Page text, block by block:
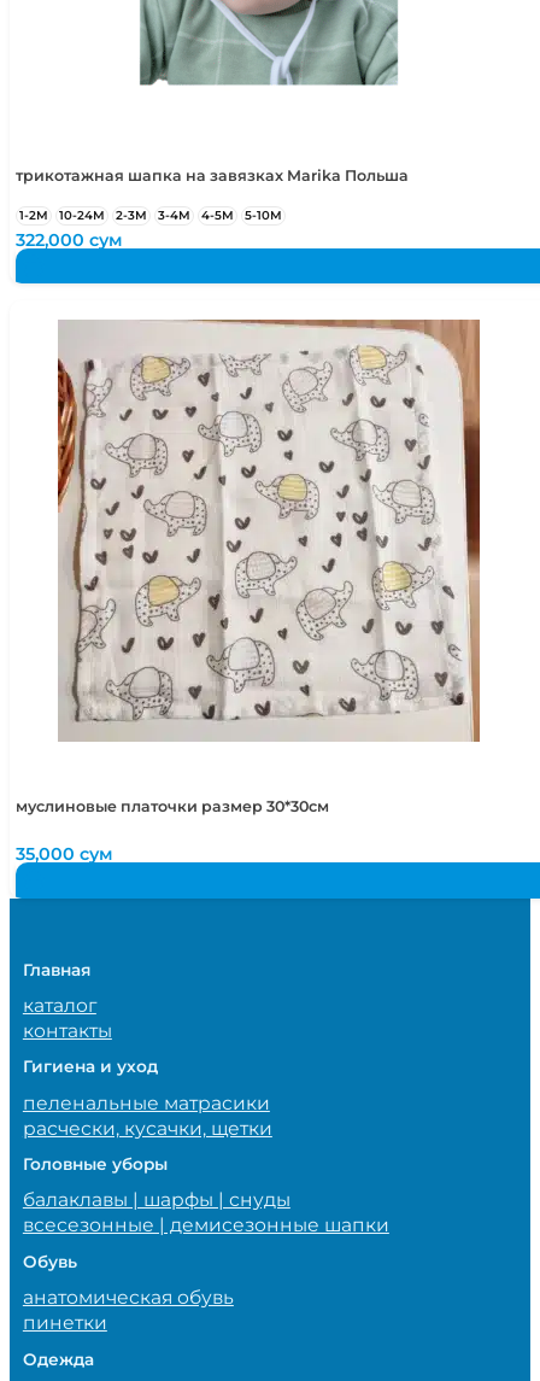
1,5-4 года
2-4 года
трикотажная шапка на завязках Marika Польша
1-2М 10-24М 2-3М 3-4М 4-5М 5-10М
322,000сум
муслиновые платочки размер 30*30см
35,000сум
Главная
каталог
контакты
Гигиена и уход
пеленальные матрасики
расчески, кусачки, щетки
Головные уборы
балаклавы | шарфы | снуды
всесезонные | демисезонные шапки
Обувь
анатомическая обувь
пинетки
Одежда